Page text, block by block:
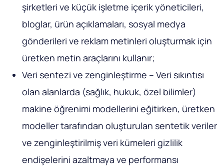
şirketleri ve küçük işletme içerik yöneticileri,
bloglar, ürün açıklamaları, sosyal medya
gönderileri ve reklam metinleri oluşturmak için
üretken metin araçlarını kullanır;
Veri sentezi ve zenginleştirme – Veri sıkıntısı
olan alanlarda (sağlık, hukuk, özel bilimler)
makine öğrenimi modellerini eğitirken, üretken
modeller tarafından oluşturulan sentetik veriler
ve zenginleştirilmiş veri kümeleri gizlilik
endişelerini azaltmaya ve performansı